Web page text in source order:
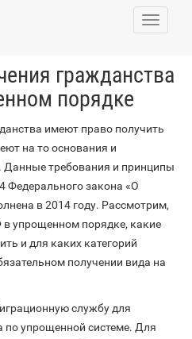
Toggle
гражданства
порядке
имеют право получить
на то основания и
Данные требования и принципы
Федерального закона «О
в 2014 году. Рассмотрим,
упрощенном порядке, какие
и для каких категорий
получении вида на
службу для
по упрощенной системе. Для